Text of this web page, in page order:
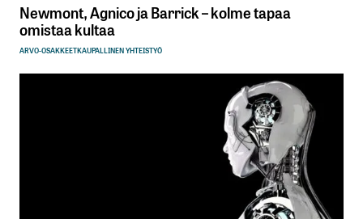
Newmont, Agnico ja Barrick – kolme tapaa
omistaa kultaa
ARVO-OSAKKEETKAUPALLINEN YHTEISTYÖ